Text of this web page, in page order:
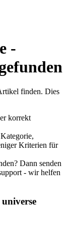
-
finden. Dies
korrekt
Kriterien für
Dann senden
- wir helfen